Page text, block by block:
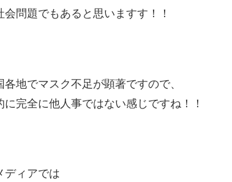
問題でもあると思いますす！！
地でマスク不足が顕著ですので、
に完全に他人事ではない感じですね！！
ディアでは